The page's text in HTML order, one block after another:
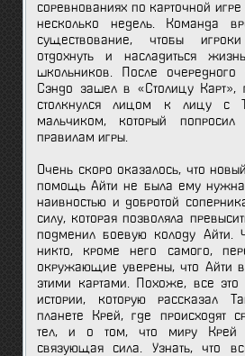
соревнованиях по карточной
несколько недель. Команда
существование, чтобы
отдохнуть и насладиться
школьников. После очередного
Сэндо зашел в «Столицу Карт»,
столкнулся лицом к лицу с
мальчиком, который
правилам игры.
Очень скоро оказалось, что
помощь Айти не была ему
наивностью и добротой
силу, которая позволяла
подменил боевую колоду Айти.
никто, кроме него самого,
окружающие уверены, что Айти
этими картами. Похоже, все
истории, которую рассказал
планете Крей, где происходят
тел, и о том, что миру Крей
связующая сила. Узнать, что